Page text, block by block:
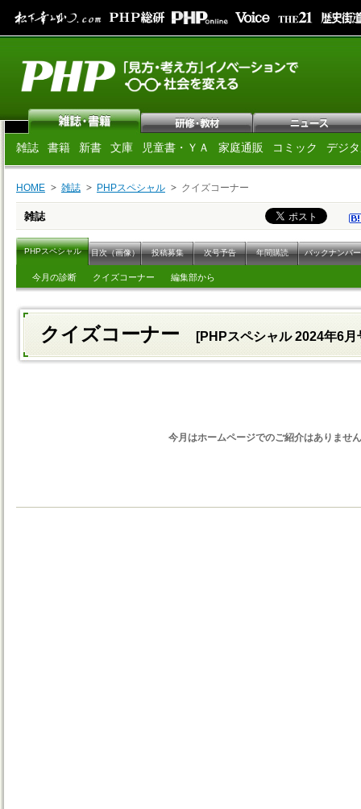
雑誌 書籍 新書 文庫 児童書・ＹＡ 家庭通販 コミック デジ
HOME 雑誌 PHPスペシャル クイズコーナー
雑誌
PHPスペシャル 目次（画像） 投稿募集 次号予告 年間購読 バックナンバー
今月の診断 クイズコーナー 編集部から
クイズコーナー [PHPスペシャル 2024年6月
今月はホームページでのご紹介はありませ